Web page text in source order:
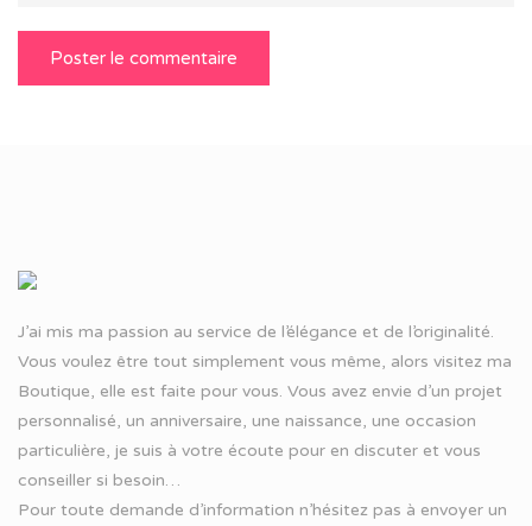
J’ai mis ma passion au service de l’élégance et de l’originalité.
Vous voulez être tout simplement vous même, alors visitez ma
Boutique, elle est faite pour vous. Vous avez envie d’un projet
personnalisé, un anniversaire, une naissance, une occasion
particulière, je suis à votre écoute pour en discuter et vous
conseiller si besoin…
Pour toute demande d’information n’hésitez pas à envoyer un